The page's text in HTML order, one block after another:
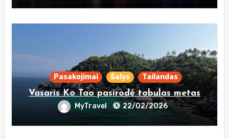
Pasakojimai Šalys Tailandas
Vasaris Ko Tao pasirodė tobulas metas
MyTravel 22/02/2026